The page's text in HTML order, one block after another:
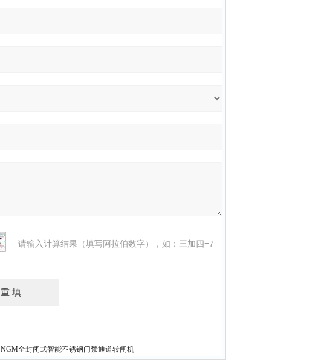
请输入计算结果（填写阿拉伯数字），如：三加四=7
NGM全封闭式智能不锈钢门禁通道转闸机